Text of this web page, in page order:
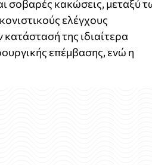
σοβαρές κακώσεις, μεταξύ
ελέγχους
της ιδιαίτερα
επέμβασης, ενώ η